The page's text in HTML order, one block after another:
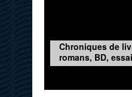
Chroniques de
romans, BD,